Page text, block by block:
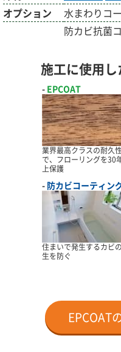
オプション
水まわりコ
防カビ抗菌
施工に使用
EPCOAT
業界最高クラスの耐久
で、フローリングを30
上保護
防カビコーティン
住まいで発生するカビ
生を防ぐ
EPCOAT